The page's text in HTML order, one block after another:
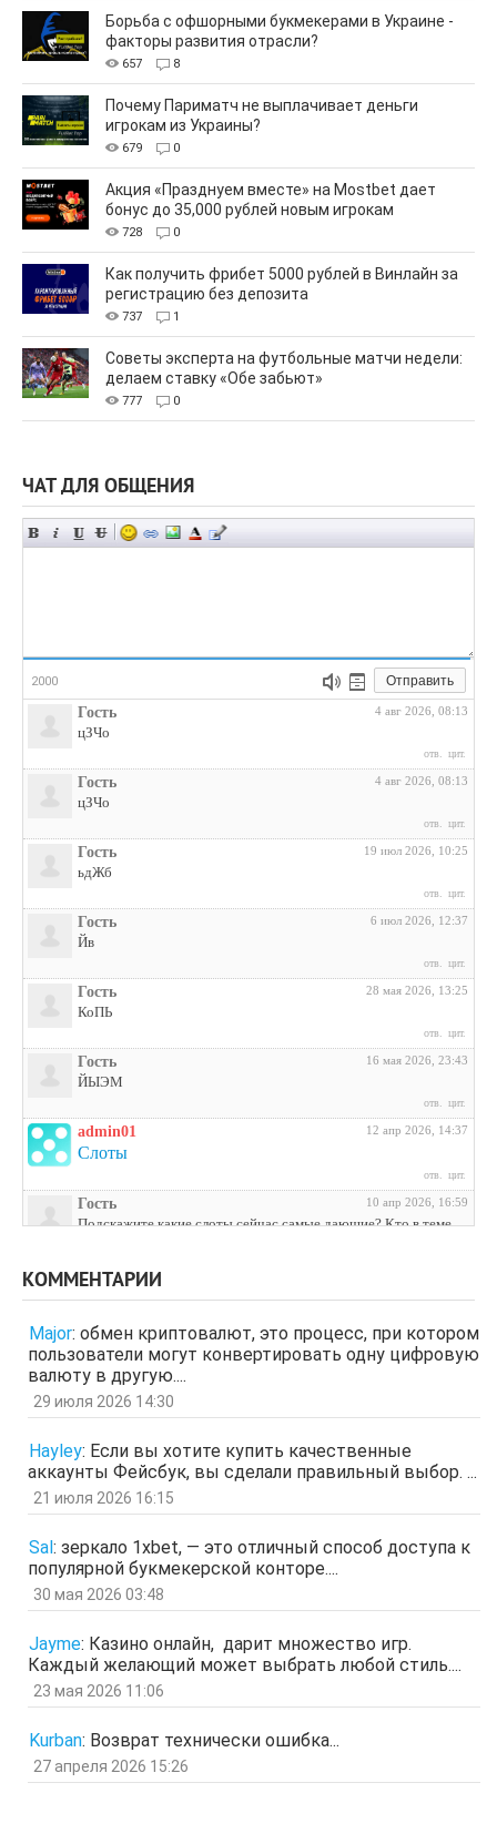
Борьба с офшорными букмекерами в Украине -
факторы развития отрасли?
657 8
Почему Париматч не выплачивает деньги
игрокам из Украины?
679 0
Акция «Празднуем вместе» на Mostbet дает
бонус до 35,000 рублей новым игрокам
728 0
Как получить фрибет 5000 рублей в Винлайн за
регистрацию без депозита
737 1
Советы эксперта на футбольные матчи недели:
делаем ставку «Обе забьют»
777 0
ЧАТ ДЛЯ ОБЩЕНИЯ
Отправить
2000
Гость 4 авг 2026, 08:13
цЗЧо
отв. цит.
Гость 4 авг 2026, 08:13
цЗЧо
отв. цит.
Гость 19 июл 2026, 10:25
ьдЖб
отв. цит.
Гость 6 июл 2026, 12:37
Йв
отв. цит.
Гость 28 мая 2026, 13:25
КоПЬ
отв. цит.
Гость 16 мая 2026, 23:43
ЙЫЭМ
отв. цит.
admin01 12 апр 2026, 14:37
Слоты
отв. цит.
Гость 10 апр 2026, 16:59
Подскажите какие слоты сейчас самые дающие? Кто в теме
Гость
отв. цит.
Гость 26 мар 2026, 01:35
мЛЙК
ащрд
отв. цит.
Гость
отв. цит.
Гость
ЗОл
отв. цит.
Гость 5 мар 2026, 12:20
оЭЬЧ
SPPS 2 мар 2026, 16:19
ау, есть кто живой здесь?)
Гость
КОММЕНТАРИИ
Major: обмен криптовалют, это процесс, при котором
пользователи могут конвертировать одну цифровую
валюту в другую....
29 июля 2026 14:30
Hayley: Если вы хотите купить качественные
аккаунты Фейсбук, вы сделали правильный выбор. ...
21 июля 2026 16:15
Sal : зеркало 1xbet, — это отличный способ доступа к
популярной букмекерской конторе....
30 мая 2026 03:48
Jayme: Казино онлайн, дарит множество игр.
Каждый желающий может выбрать любой стиль....
23 мая 2026 11:06
Kurban: Возврат технически ошибка...
27 апреля 2026 15:26